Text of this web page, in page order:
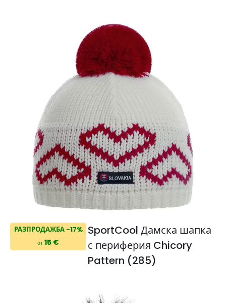
РАЗПРОДАЖБА -17%
от 15 €
SportCool Дамска шапка
с периферия Chicory
Pattern (285)